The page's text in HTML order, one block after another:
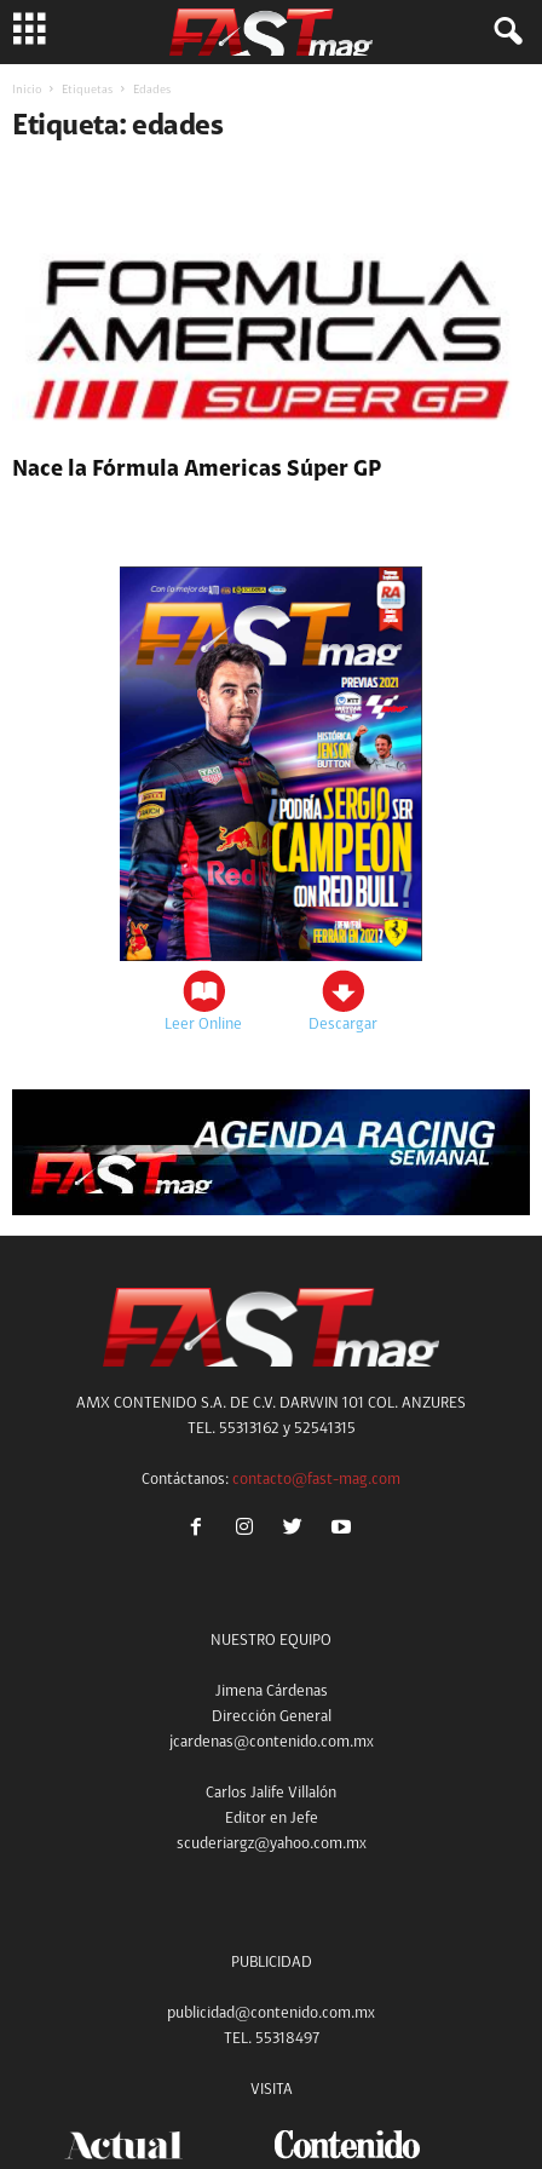
Inicio Etiquetas Edades
Etiqueta: edades
Nace la Fórmula Americas Súper GP
Leer Online Descargar
AMX CONTENIDO S.A. DE C.V. DARWIN 101 COL. ANZURES
TEL. 55313162 y 52541315
Contáctanos: contacto@fast-mag.com
NUESTRO EQUIPO
Jimena Cárdenas
Dirección General
jcardenas@contenido.com.mx
Carlos Jalife Villalón
Editor en Jefe
scuderiargz@yahoo.com.mx
PUBLICIDAD
publicidad@contenido.com.mx
TEL. 55318497
VISITA